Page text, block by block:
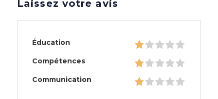
Laissez votre avis
Éducation
Compétences
Communication